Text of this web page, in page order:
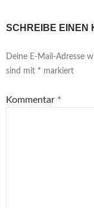
SCHREIBE EINEN
Deine E-Mail-Adresse
sind mit * markiert
Kommentar *